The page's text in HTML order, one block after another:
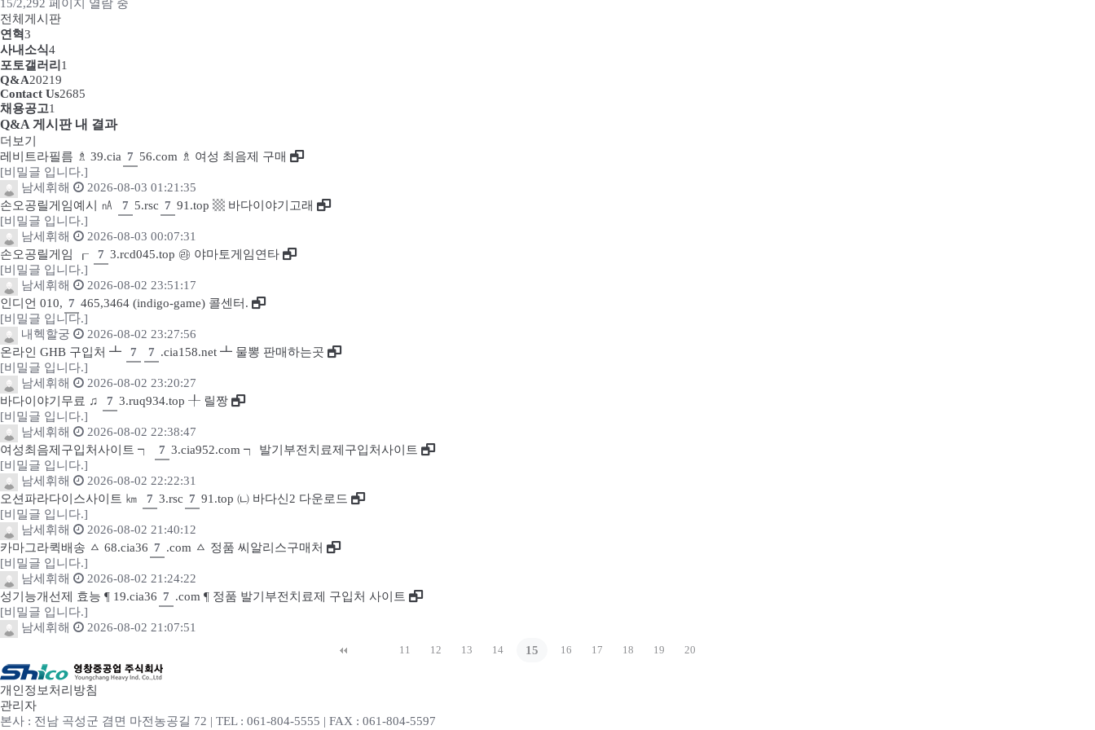
15/2,292 페이지 열람 중
전체게시판
연혁3
사내소식4
포토갤러리1
Q&A20219
Contact Us2685
채용공고1
Q&A 게시판 내 결과
더보기
레비트라필름 ♗ 39.cia 7 56.com ♗ 여성 최음제 구매
[비밀글 입니다.]
남세휘해
2026-08-03 01:21:35
손오공릴게임예시 ㎁
7 5.rsc 7 91.top ▩ 바다이야기고래
[비밀글 입니다.]
남세휘해
2026-08-03 00:07:31
손오공릴게임 ┎
7 3.rcd045.top ㉱ 야마토게임연타
[비밀글 입니다.]
남세휘해
2026-08-02 23:51:17
인디언 010, 7 465,3464 (indigo-game) 콜센터.
[비밀글 입니다.]
내헥할궁
2026-08-02 23:27:56
온라인 GHB 구입처 ┻
7 7 .cia158.net ┻ 물뽕 판매하는곳
[비밀글 입니다.]
남세휘해
2026-08-02 23:20:27
바다이야기무료 ♫
7 3.ruq934.top ╀ 릴짱
[비밀글 입니다.]
남세휘해
2026-08-02 22:38:47
여성최음제구입처사이트 ┑
7 3.cia952.com ┑ 발기부전치료제구입처사이트
[비밀글 입니다.]
남세휘해
2026-08-02 22:22:31
오션파라다이스사이트 ㎞
7 3.rsc 7 91.top ㈁ 바다신2 다운로드
[비밀글 입니다.]
남세휘해
2026-08-02 21:40:12
카마그라퀵배송 ㅿ 68.cia36 7 .com ㅿ 정품 씨알리스구매처
[비밀글 입니다.]
남세휘해
2026-08-02 21:24:22
성기능개선제 효능 ¶ 19.cia36 7 .com ¶ 정품 발기부전치료제 구입처 사이트
[비밀글 입니다.]
남세휘해
2026-08-02 21:07:51
11 12 13 14 15 16 17 18 19 20
맨끝
개인정보처리방침
관리자
본사 : 전남 곡성군 겸면 마전농공길 72 | TEL : 061-804-5555 | FAX : 061-804-5597